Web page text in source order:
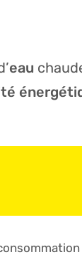
eau